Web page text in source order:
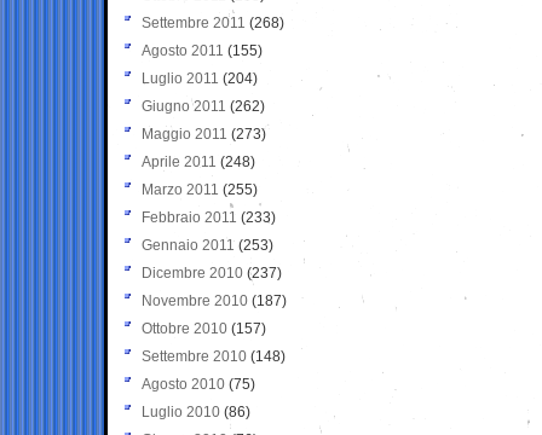
Settembre 2011 (268)
Agosto 2011 (155)
Luglio 2011 (204)
Giugno 2011 (262)
Maggio 2011 (273)
Aprile 2011 (248)
Marzo 2011 (255)
Febbraio 2011 (233)
Gennaio 2011 (253)
Dicembre 2010 (237)
Novembre 2010 (187)
Ottobre 2010 (157)
Settembre 2010 (148)
Agosto 2010 (75)
Luglio 2010 (86)